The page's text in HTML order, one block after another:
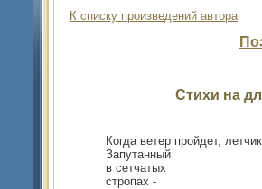
К списку произведений автора
Стихи на
Когда ветер пройдет,
Запутанный
в сетчатых
стропах -